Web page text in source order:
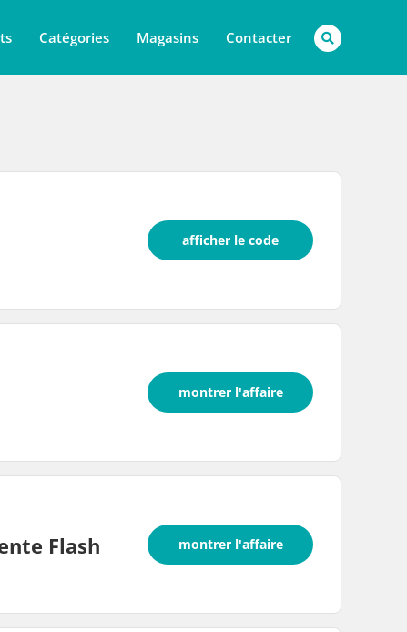
Catégories Magasins Contacter
afficher le code
montrer l'affaire
Flash montrer l'affaire